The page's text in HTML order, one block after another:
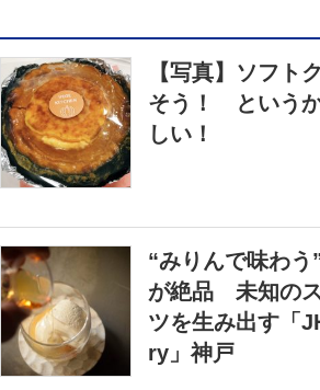
【写真】ソフト
そう！ という
しい！
“みりんで味わう
が絶品 未知の
ツを生み出す「
ry」神戸